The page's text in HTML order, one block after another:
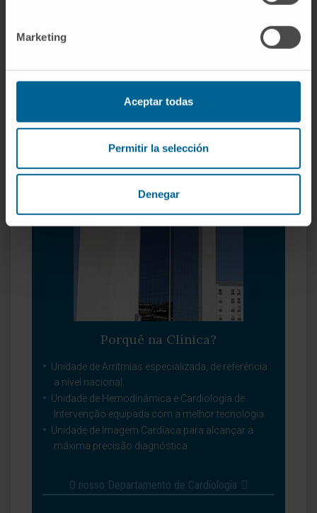
Marketing
Aceptar todas
Permitir la selección
Denegar
Arteriosclerose
Enfarte do miocárdio
Miocardiopatias
Pericardite
Porquê na Clínica?
Unidade de Arritmias especializada, de referência
a nível nacional.
Unidade de Hemodinâmica e Cardiologia de
Intervenção equipada com a melhor tecnologia.
Unidade de Imagem Cardíaca para alcançar a
máxima precisão diagnóstica.
O nosso Departamento de Cardiologia